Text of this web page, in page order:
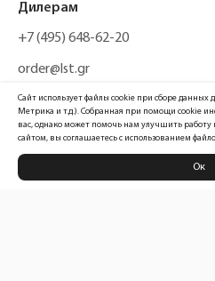
Дилерам
+7 (495) 648-62-20
order@lst.gr
Политика конфиденциальности
Сайт использует файлы cookie при сборе данных
Метрика и т.д.). Собранная при помощи cookie
вас, однако может помочь нам улучшить работу
сайтом, вы соглашаетесь с использованием
Ок